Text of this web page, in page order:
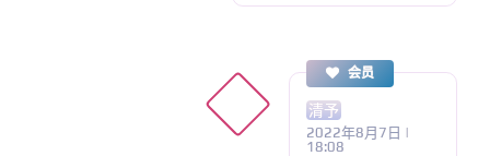
会员
清予
2022年8月7日 |
18:08